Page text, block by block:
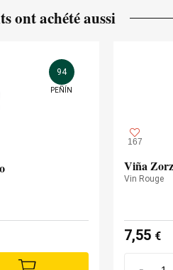
ont achété aussi
94
PEÑÍN
167
Viña
Vin Rouge
7,55 €